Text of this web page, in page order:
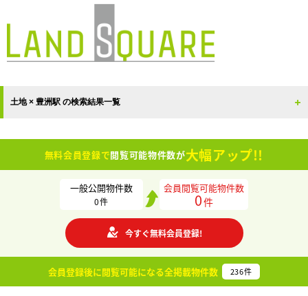
土地 × 豊洲駅 の検索結果一覧
無料会員登録で閲覧可能物件数が大幅アップ!!
一般公開物件数
0件
会員閲覧可能物件数
0件
今すぐ無料会員登録!
会員登録後に閲覧可能になる全掲載物件数 236件